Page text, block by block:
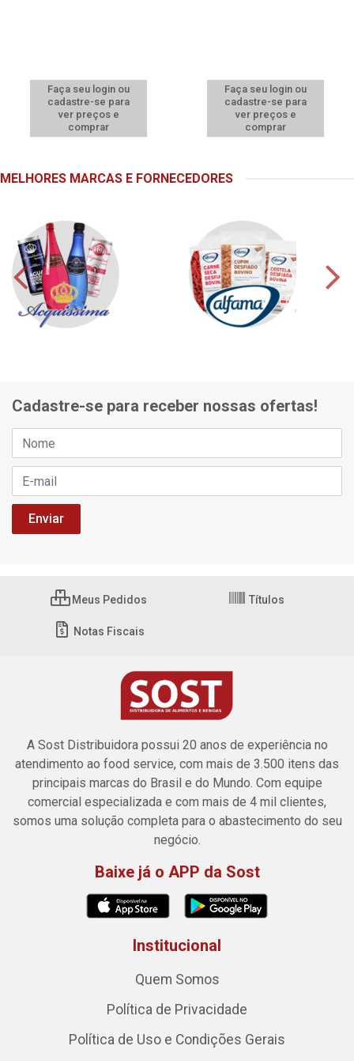
Faça seu login ou
cadastre-se para
ver preços e
comprar
Faça seu login ou
cadastre-se para
ver preços e
comprar
MELHORES MARCAS E FORNECEDORES
Cadastre-se para receber nossas ofertas!
Meus Pedidos Títulos
Notas Fiscais
A Sost Distribuidora possui 20 anos de experiência no
atendimento ao food service, com mais de 3.500 itens das
principais marcas do Brasil e do Mundo. Com equipe
comercial especializada e com mais de 4 mil clientes,
somos uma solução completa para o abastecimento do seu
negócio.
Baixe já o APP da Sost
Institucional
Quem Somos
Política de Privacidade
Política de Uso e Condições Gerais